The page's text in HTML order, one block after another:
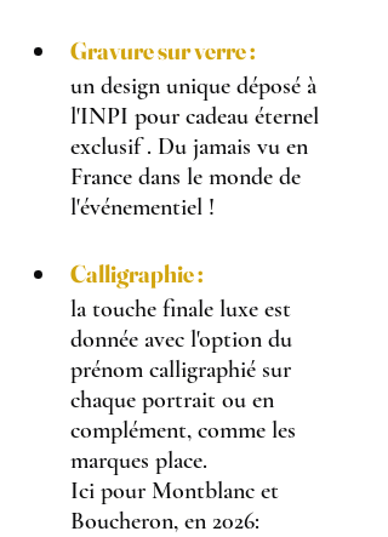
Gravure sur verre :
un design unique déposé à
l'INPI pour cadeau éternel
exclusif . Du jamais vu en
France dans le monde de
l'événementiel !
Calligraphie :
la touche finale luxe est
donnée avec l'option du
prénom calligraphié sur
chaque portrait ou en
complément, comme les
marques place.
Ici pour Montblanc et
Boucheron, en 2026: